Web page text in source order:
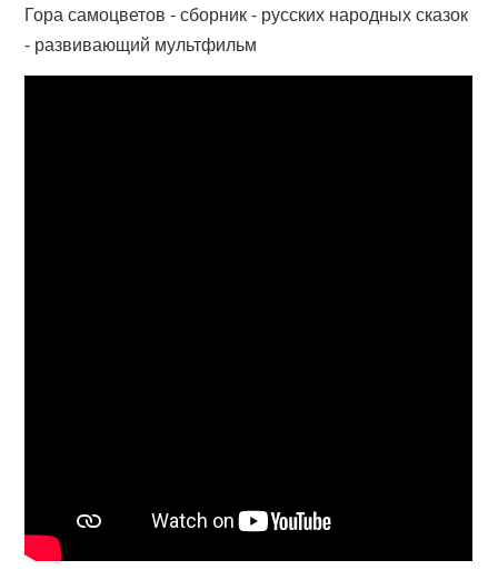
Гора самоцветов - сборник - русских народных сказок
- развивающий мультфильм